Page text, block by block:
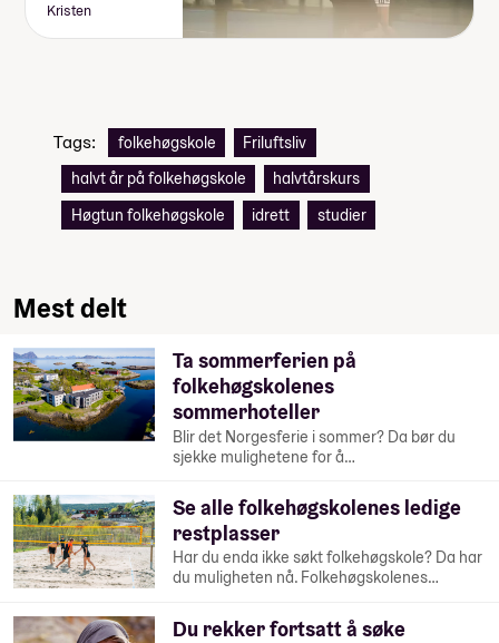
Kristen
Tags: folkehøgskole
Friluftsliv
halvt år på folkehøgskole
halvtårskurs
Høgtun folkehøgskole
idrett studier
Mest delt
Ta sommerferien på
folkehøgskolenes
sommerhoteller
Blir det Norgesferie i sommer? Da bør du
sjekke mulighetene for å…
Se alle folkehøgskolenes ledige
restplasser
Har du enda ikke søkt folkehøgskole? Da har
du muligheten nå. Folkehøgskolenes…
Du rekker fortsatt å søke